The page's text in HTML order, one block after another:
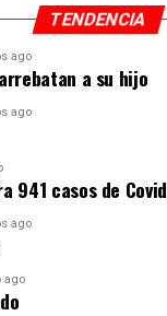
TENDENCIA
ago
a su hijo
ago
941 casos de Covid
ago
ago